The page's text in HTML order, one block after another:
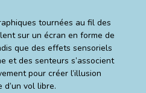
tournées au fil des
sur un écran en forme de
que des effets sensoriels
et des senteurs s’associent
pour créer l’illusion
vol libre.